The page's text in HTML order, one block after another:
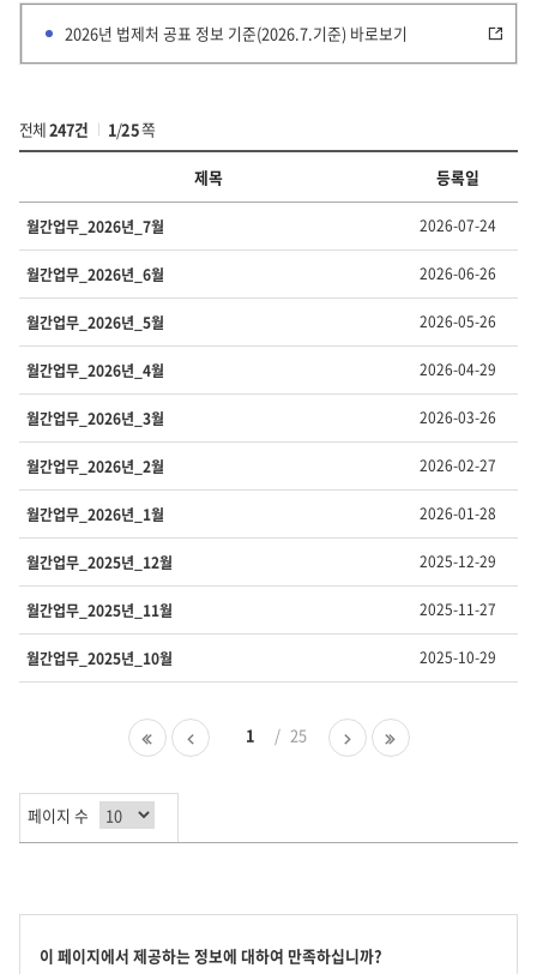
2026년 법제처 공표 정보 기준(2026.7.기준) 바로보기
전체247건 1/25쪽
서
·
유
형
별
정
보
의
번
호,
제
목,
담
당
부
서,
유
형,
등
록
를
제
공
다.
제목 등록일
월간업무_2026년_7월 2026-07-24
월간업무_2026년_6월 2026-06-26
월간업무_2026년_5월 2026-05-26
월간업무_2026년_4월 2026-04-29
월간업무_2026년_3월 2026-03-26
월간업무_2026년_2월 2026-02-27
월간업무_2026년_1월 2026-01-28
월간업무_2025년_12월 2025-12-29
월간업무_2025년_11월 2025-11-27
월간업무_2025년_10월 2025-10-29
첫
페
이
전
1 25
다
음
마
지
지
페이지 수
콘
이 페이지에서 제공하는 정보에 대하여 만족하십니까?